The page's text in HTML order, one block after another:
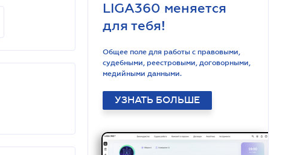
LIGA360 меняется
для тебя!
Общее поле для работы с правовыми,
судебными, реестровыми, договорными,
медийными данными.
УЗНАТЬ БОЛЬШЕ